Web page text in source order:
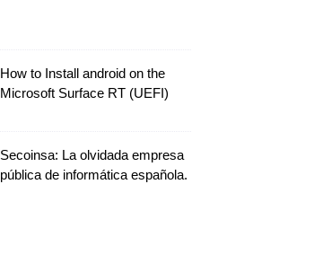
How to Install android on the
Microsoft Surface RT (UEFI)
Secoinsa: La olvidada empresa
pública de informática española.